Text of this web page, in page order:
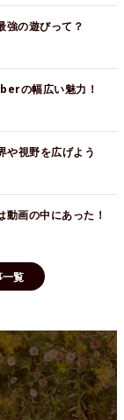
強の遊びって？
の幅広い魅力！
視野を広げよう
画の中にあった！
一覧